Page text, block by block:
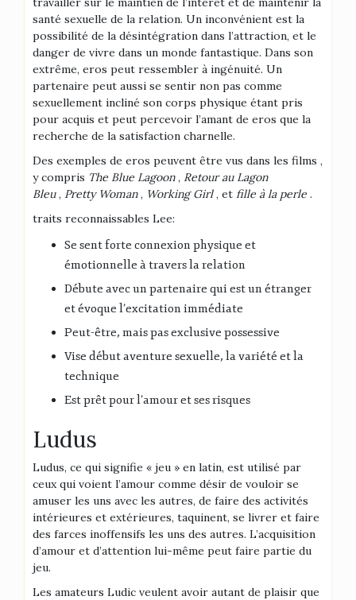
santé sexuelle de la relation. Un inconvénient est la
possibilité de la désintégration dans l’attraction, et le
danger de vivre dans un monde fantastique. Dans son
extrême, eros peut ressembler à ingénuité. Un
partenaire peut aussi se sentir non pas comme
sexuellement incliné son corps physique étant pris
pour acquis et peut percevoir l’amant de eros que la
recherche de la satisfaction charnelle.
Des exemples de eros peuvent être vus dans les films ,
y compris The Blue Lagoon, Retour au Lagon
Bleu, Pretty Woman, Working Girl, et fille à la perle .
traits reconnaissables Lee:
Se sent forte connexion physique et
émotionnelle à travers la relation
Débute avec un partenaire qui est un étranger
et évoque l’excitation immédiate
Peut-être, mais pas exclusive possessive
Vise début aventure sexuelle, la variété et la
technique
Est prêt pour l’amour et ses risques
Ludus
Ludus, ce qui signifie « jeu » en latin, est utilisé par
ceux qui voient l’amour comme désir de vouloir se
amuser les uns avec les autres, de faire des activités
intérieures et extérieures, taquinent, se livrer et faire
des farces inoffensifs les uns des autres. L’acquisition
d’amour et d’attention lui-même peut faire partie du
jeu.
Les amateurs Ludic veulent avoir autant de plaisir que